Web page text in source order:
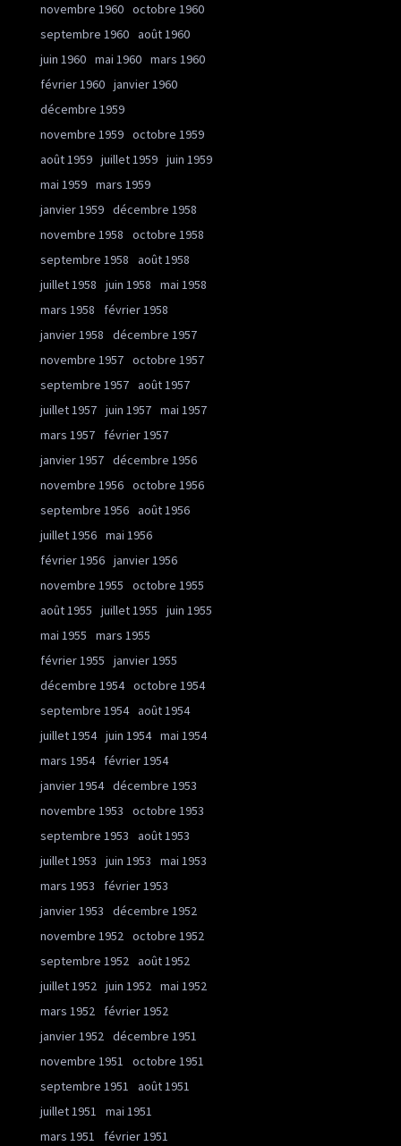
novembre 1960 octobre 1960
septembre 1960 août 1960
juin 1960 mai 1960 mars 1960
février 1960 janvier 1960
décembre 1959
novembre 1959 octobre 1959
août 1959 juillet 1959 juin 1959
mai 1959 mars 1959
janvier 1959 décembre 1958
novembre 1958
octobre 1958
septembre 1958
août 1958
juillet 1958
juin 1958
mai 1958
mars 1958
février 1958
janvier 1958
décembre 1957
novembre 1957 octobre 1957
septembre 1957 août 1957
juillet 1957 juin 1957 mai 1957
mars 1957
février 1957
janvier 1957 décembre 1956
novembre 1956 octobre 1956
septembre 1956 août 1956
juillet 1956 mai 1956
février 1956 janvier 1956
novembre 1955
octobre 1955
août 1955
juillet 1955
juin 1955
mai 1955
mars 1955
février 1955
janvier 1955
décembre 1954 octobre 1954
septembre 1954 août 1954
juillet 1954 juin 1954 mai 1954
mars 1954
février 1954
janvier 1954 décembre 1953
novembre 1953
octobre 1953
septembre 1953
août 1953
juillet 1953
juin 1953
mai 1953
mars 1953
février 1953
janvier 1953
décembre 1952
novembre 1952 octobre 1952
septembre 1952 août 1952
juillet 1952 juin 1952 mai 1952
mars 1952
février 1952
janvier 1952 décembre 1951
novembre 1951
octobre 1951
septembre 1951
août 1951
juillet 1951
mai 1951
mars 1951
février 1951